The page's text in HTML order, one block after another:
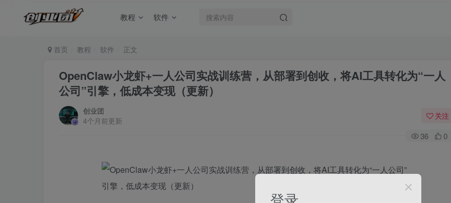
教程 软件
首页 教程 软件 正文
OpenClaw小龙虾+一人公司实战训练营，从部署到创收，将AI工具转化为“一人
公司”引擎，低成本变现（更新）
创业团
4个月前更新
关注
36 0
登录